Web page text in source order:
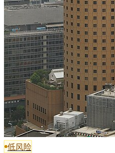
低风险